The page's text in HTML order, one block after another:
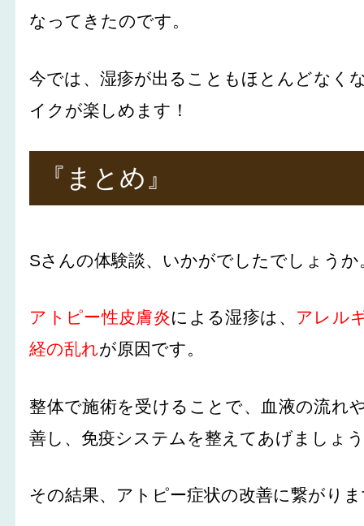
なってきたのです。
今では、湿疹が出ることもほとんどなく
イクが楽しめます！
『まとめ』
Sさんの体験談、いかがでしたでしょうか
アトピー性皮膚炎による湿疹は、 アレル
経の乱れが原因です。
整体で施術を受けることで、血液の流れ
善し、免疫システムを整えてあげましょ
その結果、アトピー症状の改善に繋がり